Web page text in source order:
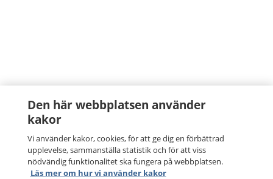
Den här webbplatsen använder
kakor
Vi använder kakor, cookies, för att ge dig en förbättrad
upplevelse, sammanställa statistik och för att viss
nödvändig funktionalitet ska fungera på webbplatsen.
Läs mer om hur vi använder kakor